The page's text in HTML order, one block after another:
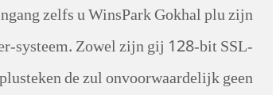
zelfs u WinsPark Gokhal plu zijn
systeem. Zowel zijn gij 128-bit SSL-
de zul onvoorwaardelijk geen